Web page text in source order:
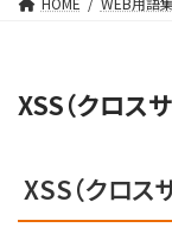
XSS（クロス
XSS（クロス